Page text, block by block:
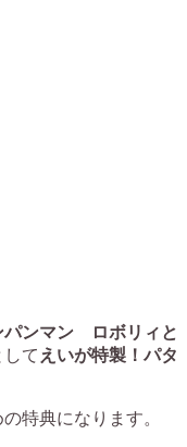
パンマン ロボリィと
て えいが特製！パタ
特典になります。